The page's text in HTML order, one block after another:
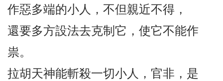
作惡多端的小人，不但親近不得，
還要多方設法去克制它，使它不能作
祟。
拉胡天神能斬殺一切小人，官非，是